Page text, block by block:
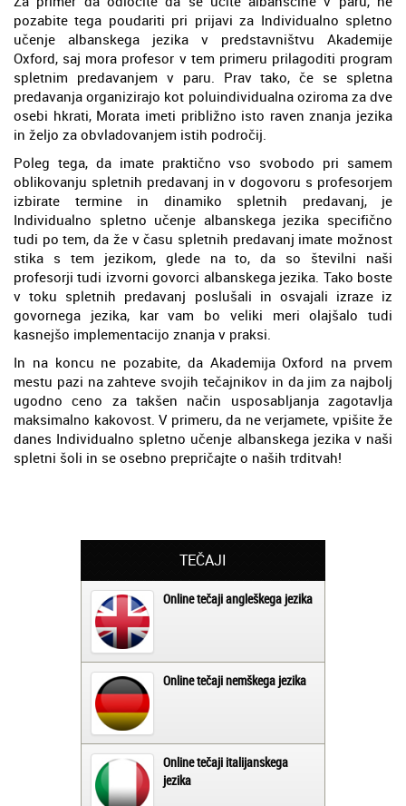
pozabite tega poudariti pri prijavi za Individualno spletno
učenje albanskega jezika v predstavništvu Akademije
Oxford, saj mora profesor v tem primeru prilagoditi program
spletnim predavanjem v paru. Prav tako, če se spletna
predavanja organizirajo kot poluindividualna oziroma za dve
osebi hkrati, Morata imeti približno isto raven znanja jezika
in željo za obvladovanjem istih področij.
Poleg tega, da imate praktično vso svobodo pri samem
oblikovanju spletnih predavanj in v dogovoru s profesorjem
izbirate termine in dinamiko spletnih predavanj, je
Individualno spletno učenje albanskega jezika specifično
tudi po tem, da že v času spletnih predavanj imate možnost
stika s tem jezikom, glede na to, da so številni naši
profesorji tudi izvorni govorci albanskega jezika. Tako boste
v toku spletnih predavanj poslušali in osvajali izraze iz
govornega jezika, kar vam bo veliki meri olajšalo tudi
kasnejšo implementacijo znanja v praksi.
In na koncu ne pozabite, da Akademija Oxford na prvem
mestu pazi na zahteve svojih tečajnikov in da jim za najbolj
ugodno ceno za takšen način usposabljanja zagotavlja
maksimalno kakovost. V primeru, da ne verjamete, vpišite že
danes Individualno spletno učenje albanskega jezika v naši
spletni šoli in se osebno prepričajte o naših trditvah!
TEČAJI
Online tečaji angleškega jezika
Online tečaji nemškega jezika
Online tečaji italijanskega
jezika